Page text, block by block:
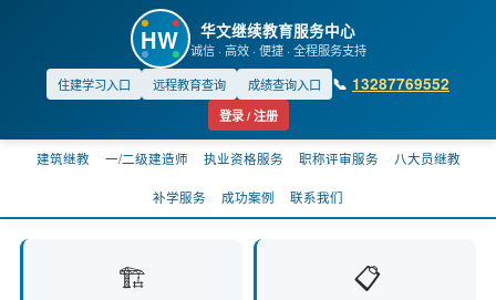
HW 华文继续教育服务中心
诚信 · 高效 · 便捷 · 全程服务支持
住建学习入口
远程教育查询 成绩查询入口 📞 13287769552
登录 / 注册
建筑继教 一/二级建造师 执业资格服务 职称评审服务 八大员继教
补学服务 成功案例 联系我们
🏗️ 📋